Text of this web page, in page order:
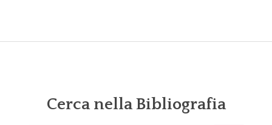
Cerca nella Bibliografia